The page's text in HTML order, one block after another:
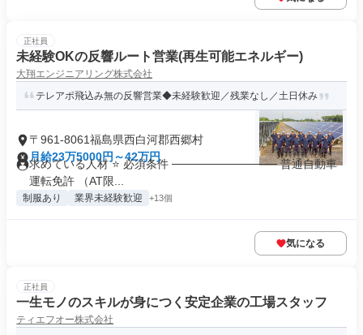
正社員
未経験OKの反響ルート営業(再生可能エネルギー)
大翔エンジニアリング株式会社
テレアポ飛込み無の反響営業◆未経験歓迎／残業なし／土日休み
〒961-8061福島県西白河郡西郷村
月給23万5000円～42万円
求めている人材 ⭐ 必須条件 ───────────── 普通自動車
運転免許 （AT限...
制服あり 業界未経験歓迎 +13個
気になる
正社員
一生モノのスキルが身につく安定企業の工場スタッフ
ティエフオー株式会社